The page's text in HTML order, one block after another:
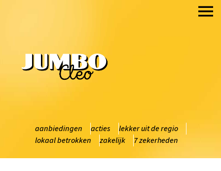
SOLLICITEREN
CONTACT
aanbiedingen acties
lekker uit de regio
lokaal betrokken
zakelijk 7 zekerheden